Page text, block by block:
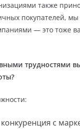
также
покупателей, мы
— это тоже
трудностями
с